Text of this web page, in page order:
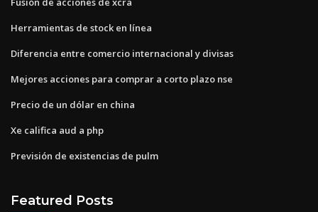
Herramientas de stock en línea
Diferencia entre comercio internacional y divisas
Mejores acciones para comprar a corto plazo nse
Precio de un dólar en china
Xe califica aud a php
Previsión de existencias de pulm
Featured Posts